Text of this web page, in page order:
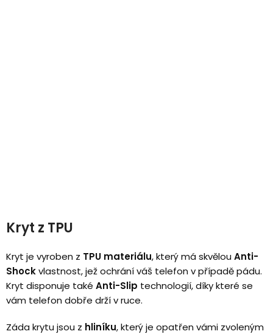
Kryt z TPU
Kryt je vyroben z TPU materiálu, který má skvělou Anti-
Shockvlastnost, jež ochrání váš telefon v případě pádu.
Kryt disponuje také Anti-Slip technologií, díky které se
vám telefon dobře drží v ruce.
Záda krytu jsou z hliníku, který je opatřen vámi zvoleným